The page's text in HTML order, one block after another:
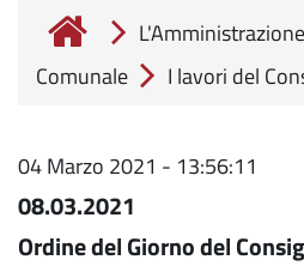
L'Amministrazione
Comunale
I lavori del
04 Marzo 2021 - 13:56:11
08.03.2021
Ordine del Giorno del